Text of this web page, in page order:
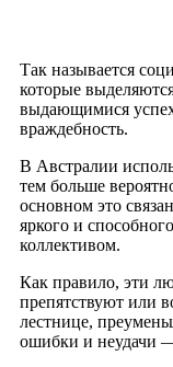
Так называется
которые
выдающимися
враждебность.
В Австралии
тем больше
основном это
яркого и
коллективом.
Как правило, эти
препятствуют или
лестнице,
ошибки и неудачи